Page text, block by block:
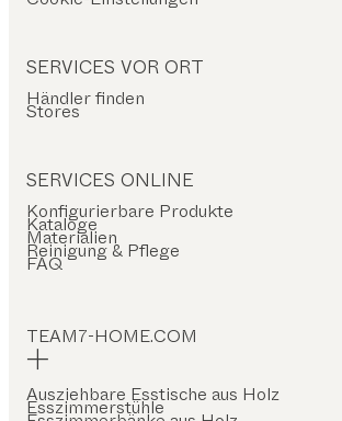
SERVICES VOR ORT
Händler finden
Stores
SERVICES ONLINE
Konfigurierbare Produkte
Kataloge
Materialien
Reinigung & Pflege
FAQ
TEAM7-HOME.COM
Ausziehbare Esstische aus Holz
Esszimmerstühle